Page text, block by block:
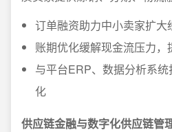
订单融资助力中小卖家扩大
账期优化缓解现金流压力，
与平台ERP、数据分析系
化
供应链金融与数字化供应链管